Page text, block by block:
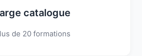
catalogue
de 20 formations